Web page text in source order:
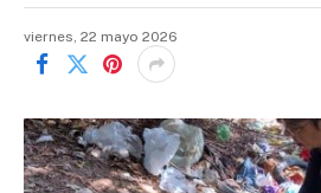
viernes, 22 mayo 2026